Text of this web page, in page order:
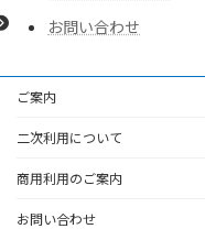
お問い合わせ
ご案内
二次利用について
商用利用のご案内
お問い合わせ